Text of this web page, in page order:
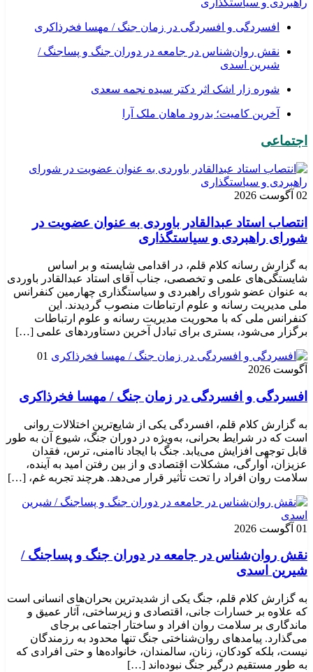
راهبردی و سیاستگذاری
افسردگی و افسردگی در زمان جنگ / مهسا فخرذاکری
نقش روان‌شناس در جامعه در دوران جنگ و پساجنگ /
شیرین اسدی
شوره زار اشک اثر دکتر سیده نجمه سعدی
​آخرین کامیت؛ بدرود ماهان ملک آرا
اجتماعی
02 آگوست 2026
انتصاب استاد عبدالقادر باوردی به عنوان عضویت در
شورای راهبردی و سیاستگذاری
به گزارش رسانه کلام قلم، در اقدامی شایسته و بر اساس
شایستگی‌های علمی و تخصصی، جناب آقای استاد عبدالقادر باوردی
به عنوان عضو شورای راهبردی و سیاستگذاری چهارمین کنفرانس
ملی مدیریت رسانه و علوم ارتباطات منصوب گردیدند. این
کنفرانس ملی که با محوریت مدیریت رسانه و علوم ارتباطات
برگزار می‌شود، بستری برای تبادل آخرین دستاوردهای علمی […]
01
آگوست 2026
افسردگی و افسردگی در زمان جنگ / مهسا فخرذاکری
به گزارش کلام قلم، افسردگی یکی از شایع‌ترین اختلالات روانی
است که در شرایط بحرانی، به‌ویژه در دوران جنگ، شیوع آن به طور
قابل توجهی افزایش می‌یابد. جنگ با ایجاد ناامنی، ترس، فقدان
عزیزان، آوارگی، مشکلات اقتصادی و از بین رفتن امید به آینده،
سلامت روان افراد را تحت تأثیر قرار می‌دهد. هرچند تجربه غم، […]
01 آگوست 2026
نقش روان‌شناس در جامعه در دوران جنگ و پساجنگ /
شیرین اسدی
به گزارش کلام قلم، جنگ یکی از شدیدترین بحران‌های انسانی است
که علاوه بر خسارات جانی، اقتصادی و زیرساختی، آثار عمیق و
ماندگاری بر سلامت روان افراد و ساختار اجتماعی برجای
می‌گذارد. پیامدهای روان‌شناختی جنگ تنها محدود به رزمندگان
نیست، بلکه کودکان، زنان، سالمندان، خانواده‌ها و حتی افرادی که
به طور مستقیم درگیر جنگ نبوده‌اند […]